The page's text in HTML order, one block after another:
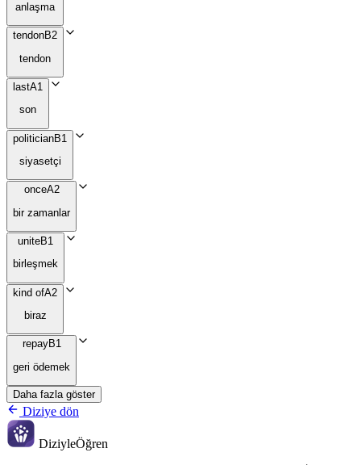
anlaşma
tendonB2
tendon
lastA1
son
politicianB1
siyasetçi
onceA2
bir zamanlar
uniteB1
birleşmek
kind ofA2
biraz
repayB1
geri ödemek
Daha fazla göster
Diziye dön
DiziyleÖğren